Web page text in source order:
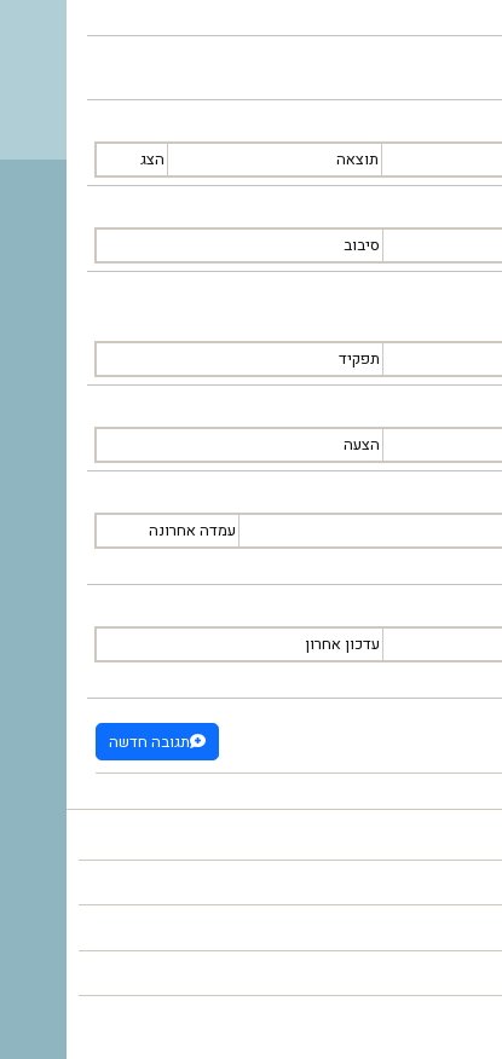
תוצאה הצג
סיבוב
תפקיד
הצעה
עמדה אחרונה
עדכון אחרון
תגובה חדשה